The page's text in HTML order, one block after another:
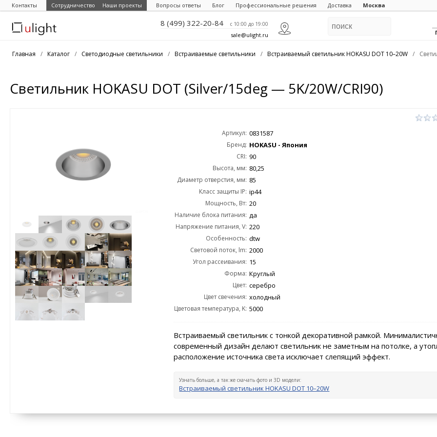
Контакты Сотрудничество Наши проекты Вопросы ответы Блог Профессиональные решения Доставка Москва
8 (499) 322-20-84 c 10:00 до 19:00
sale@ulight.ru
Главная / Каталог / Светодиодные светильники / Встраиваемые светильники / Встраиваемый светильник HOKASU DOT 10–20W /
Светильник HOKASU DOT (Silver/15deg — 5K/20W/CRI90)
Артикул: 0831587
Бренд: HOKASU - Япония
CRI: 90
Высота, мм: 80,25
Диаметр отверстия, мм: 85
Класс защиты IP: ip44
Мощность, Вт: 20
Наличие блока питания: да
Напряжение питания, V: 220
Особенность: dtw
Световой поток, lm: 2000
Угол рассеивания: 15
Форма: Круглый
Цвет: серебро
Цвет свечения: холодный
Цветовая температура, K: 5000
Встраиваемый светильник с тонкой декоративной рамкой.
современный дизайн делают светильник не заметным на потолке, а
расположение источника света исключает слепящий эффект.
Узнать больше, а так же скачать фото и 3D модели:
Встраиваемый светильник HOKASU DOT 10–20W